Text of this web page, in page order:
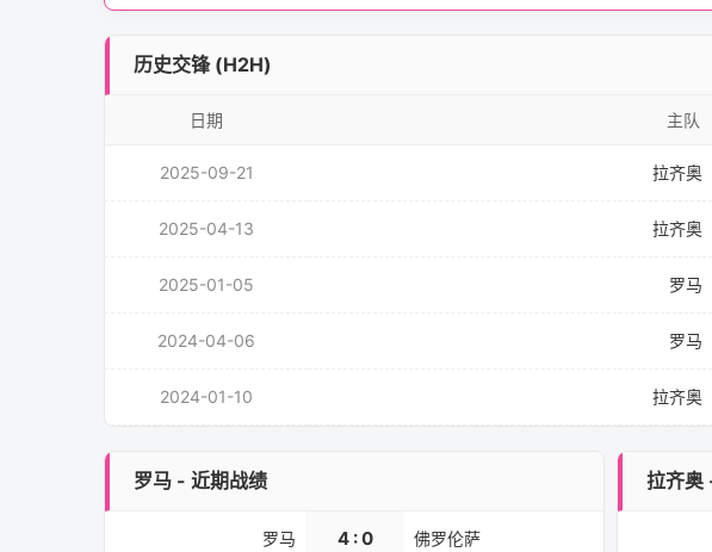
历史交锋 (H2H)
日期 主队
2025-09-21 拉齐奥
2025-04-13 拉齐奥
2025-01-05 罗马
2024-04-06 罗马
2024-01-10 拉齐奥
罗马 - 近期战绩
罗马 4 : 0 佛罗伦萨
拉齐奥